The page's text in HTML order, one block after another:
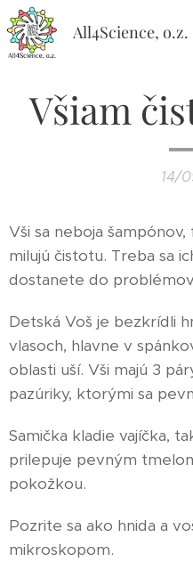
All4Science, o.z.
Všiam
14/
Vši sa neboja
milujú čistotu. Treba sa
dostanete do
Detská Voš je bezkrídli
vlasoch, hlavne v
oblasti uší. Vši majú 3
pazúriky, ktorými sa
Samička kladie vajíčka,
prilepuje pevným
pokožkou.
Pozrite sa ako hnida a
mikroskopom.